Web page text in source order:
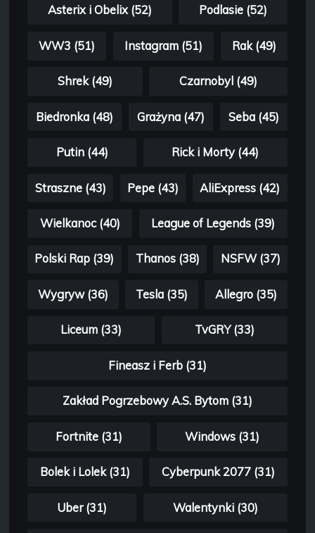
Asterix i Obelix (52) Podlasie (52)
WW3 (51) Instagram (51) Rak (49)
Shrek (49) Czarnobyl (49)
Biedronka (48) Grażyna (47) Seba (45)
Putin (44) Rick i Morty (44)
Straszne (43) Pepe (43) AliExpress (42)
Wielkanoc (40) League of Legends (39)
Polski Rap (39) Thanos (38) NSFW (37)
Wygryw (36) Tesla (35) Allegro (35)
Liceum (33) TvGRY (33)
Fineasz i Ferb (31)
Zakład Pogrzebowy A.S. Bytom (31)
Fortnite (31) Windows (31)
Bolek i Lolek (31) Cyberpunk 2077 (31)
Uber (31) Walentynki (30)